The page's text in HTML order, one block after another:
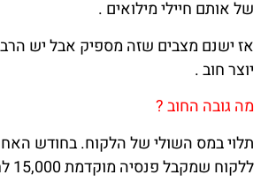
של אותם חיילי מילואים .
אז ישנם מצבים שזה מספיק אבל יש
יוצר חוב .
מה גובה החוב ?
תלוי במס השולי של הלקוח. בחודש
ללקוח שמקבל פנסיה מוקדמת 15,000 לחודש .